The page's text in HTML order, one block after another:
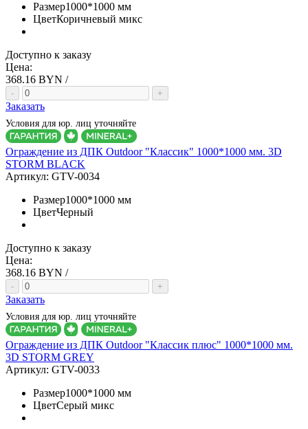
Размер1000*1000 мм
ЦветКоричневый микс
Доступно к заказу
Цена:
368.16 BYN /
- +
Заказать
Условия для юр. лиц уточняйте
Ограждение из ДПК Outdoor "Классик" 1000*1000 мм. 3D
STORM BLACK
Артикул: GTV-0034
Размер1000*1000 мм
ЦветЧерный
Доступно к заказу
Цена:
368.16 BYN /
- +
Заказать
Условия для юр. лиц уточняйте
Ограждение из ДПК Outdoor "Классик плюс" 1000*1000 мм.
3D STORM GREY
Артикул: GTV-0033
Размер1000*1000 мм
ЦветСерый микс